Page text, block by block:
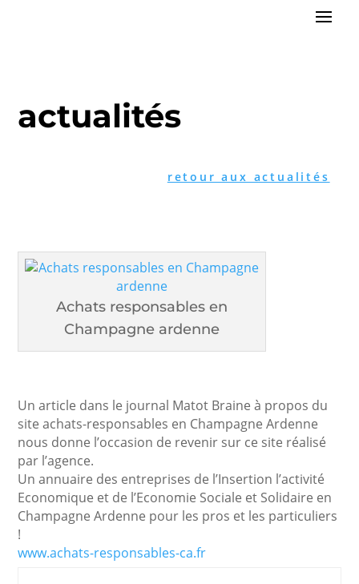
actualités
retour aux actualités
Achats responsables en
Champagne ardenne
Un article dans le journal Matot Braine à propos du
site achats-responsables en Champagne Ardenne
nous donne l’occasion de revenir sur ce site réalisé
par l’agence.
Un annuaire des entreprises de l’Insertion l’activité
Economique et de l’Economie Sociale et Solidaire en
Champagne Ardenne pour les pros et les particuliers
!
www.achats-responsables-ca.fr